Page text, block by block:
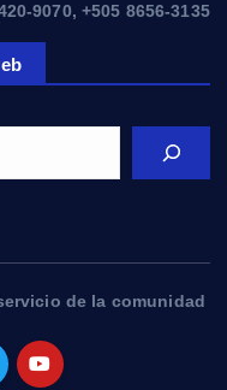
9070, +505 8656-3135
de la comunidad